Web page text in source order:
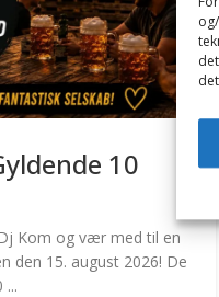
10
Kom og vær med til en
den 15. august 2026! De
...